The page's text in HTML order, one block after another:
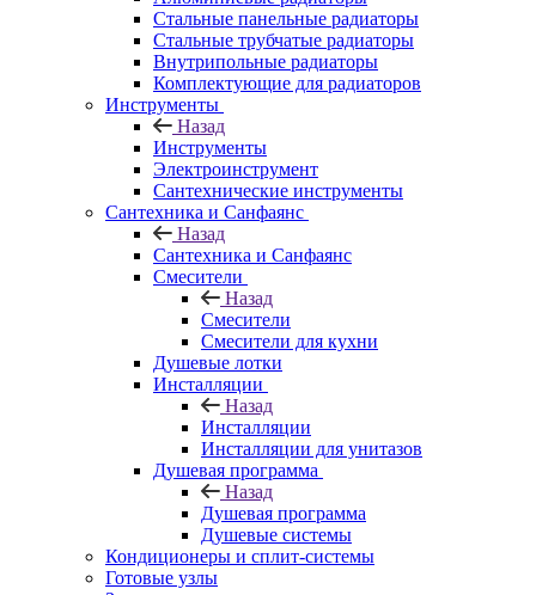
Стальные панельные радиаторы
Стальные трубчатые радиаторы
Внутрипольные радиаторы
Комплектующие для радиаторов
Инструменты
Назад
Инструменты
Электроинструмент
Сантехнические инструменты
Сантехника и Санфаянс
Назад
Сантехника и Санфаянс
Смесители
Назад
Смесители
Смесители для кухни
Душевые лотки
Инсталляции
Назад
Инсталляции
Инсталляции для унитазов
Душевая программа
Назад
Душевая программа
Душевые системы
Кондиционеры и сплит-системы
Готовые узлы